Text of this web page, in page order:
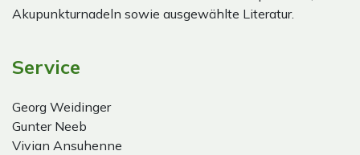
Akupunkturnadeln sowie ausgewählte Literatur.
Service
Georg Weidinger
Gunter Neeb
Vivian Ansuhenne